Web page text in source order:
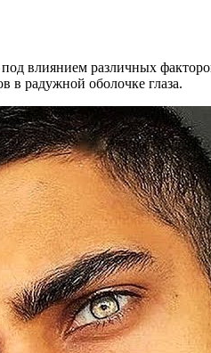
влиянием различных
в радужной оболочке глаза.